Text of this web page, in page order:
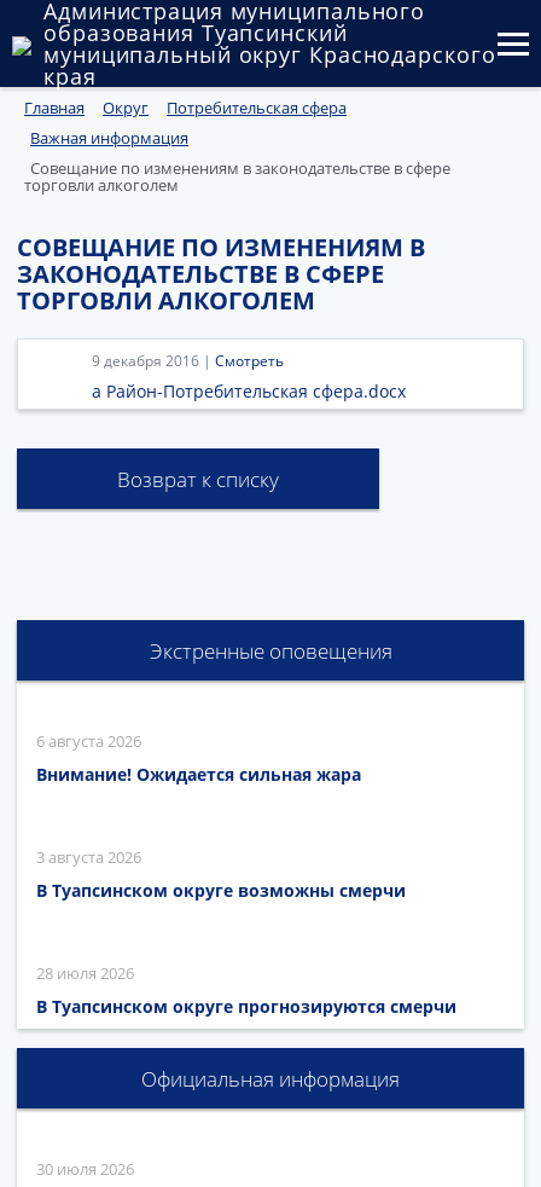
Администрация муниципального
образования Туапсинский
муниципальный округ Краснодарского
края
Округ
Администрация
Государственный и муниципальный контроль
Публичные слушания и общественные обсуждения
Главная Округ
Потребительская сфера
Важная информация
Совещание по изменениям в законодательстве в сфере
торговли алкоголем
СОВЕЩАНИЕ ПО ИЗМЕНЕНИЯМ В
ЗАКОНОДАТЕЛЬСТВЕ В СФЕРЕ
ТОРГОВЛИ АЛКОГОЛЕМ
9 декабря 2016 | Смотреть
а Район-Потребительская сфера.docx
Возврат к списку
Экстренные оповещения
6 августа 2026
Внимание! Ожидается сильная жара
3 августа 2026
В Туапсинском округе возможны смерчи
28 июля 2026
В Туапсинском округе прогнозируются смерчи
Официальная информация
30 июля 2026